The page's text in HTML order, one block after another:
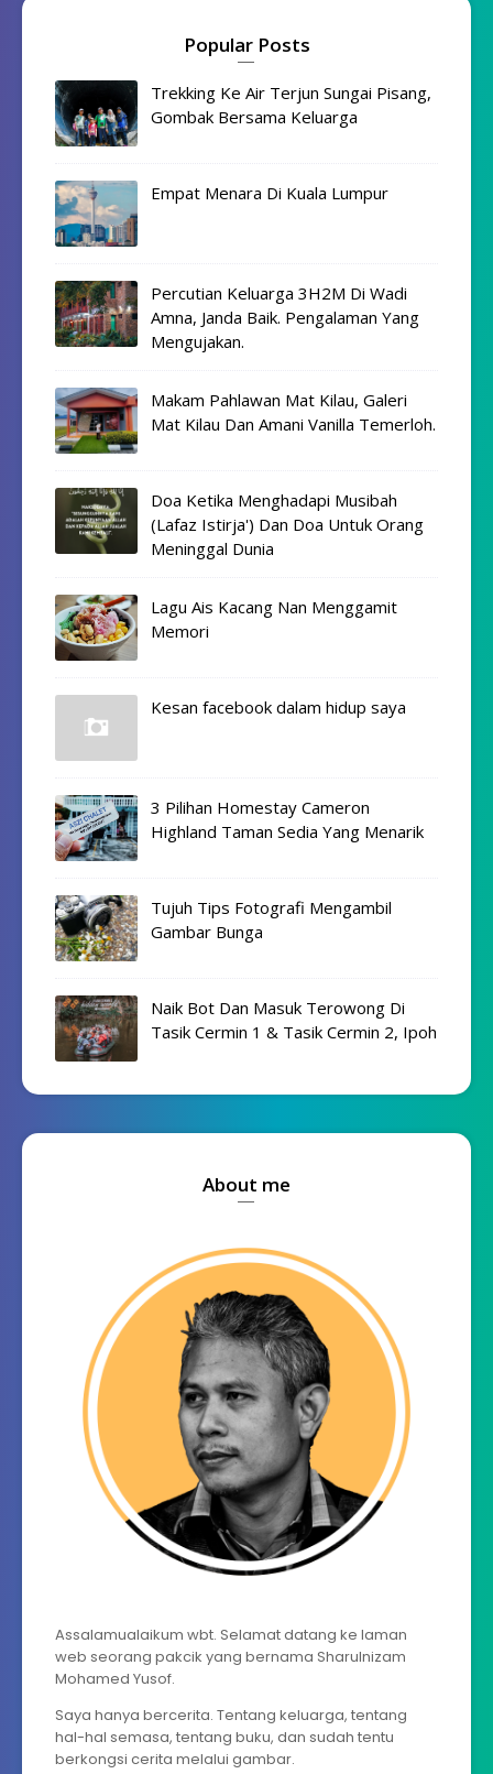
Popular Posts
Trekking Ke Air Terjun Sungai Pisang,
Gombak Bersama Keluarga
Empat Menara Di Kuala Lumpur
Percutian Keluarga 3H2M Di Wadi
Amna, Janda Baik. Pengalaman Yang
Mengujakan.
Makam Pahlawan Mat Kilau, Galeri
Mat Kilau Dan Amani Vanilla Temerloh.
Doa Ketika Menghadapi Musibah
(Lafaz Istirja') Dan Doa Untuk Orang
Meninggal Dunia
Lagu Ais Kacang Nan Menggamit
Memori
Kesan facebook dalam hidup saya
3 Pilihan Homestay Cameron
Highland Taman Sedia Yang Menarik
Tujuh Tips Fotografi Mengambil
Gambar Bunga
Naik Bot Dan Masuk Terowong Di
Tasik Cermin 1 & Tasik Cermin 2, Ipoh
About me
Assalamualaikum wbt. Selamat datang ke laman
web seorang pakcik yang bernama Sharulnizam
Mohamed Yusof.
Saya hanya bercerita. Tentang keluarga, tentang
hal-hal semasa, tentang buku, dan sudah tentu
berkongsi cerita melalui gambar.